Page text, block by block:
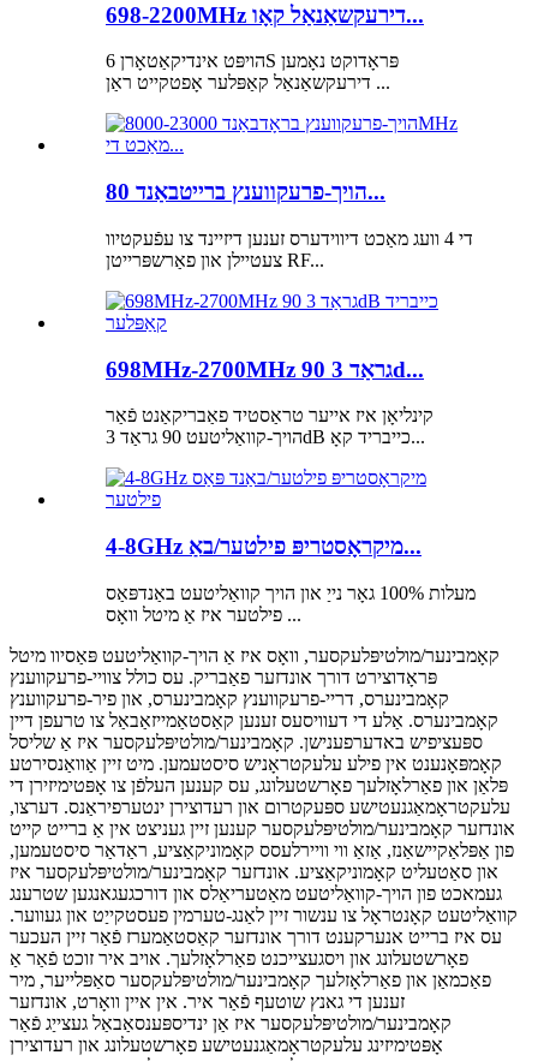
698-2200MHz דירעקשאַנאַל קאָו...
הויפּט אינדיקאַטאָרן 6S פּראָדוקט נאָמען
דירעקשאַנאַל קאַפּלער אָפטקייט ראַן ...
הויך-פרעקווענץ ברייטבאַנד 80...
די 4 וועג מאַכט דיווידערס זענען דיזיינד צו עפֿעקטיוו
צעטיילן און פאַרשפּרייטן RF...
698MHz-2700MHz 90 גראַד 3d...
קינליאָן איז אייער טראַסטיד פאַבריקאַנט פֿאַר
הויך-קוואַליטעט 90 גראַד 3dB כייבריד קאָ...
4-8GHz מיקראָסטריפּ פילטער/באַ...
מעלות 100% גאָר נייַ און הויך קוואַליטעט באַנדפּאַס
פילטער איז אַ מיטל וואָס ...
קאָמבינער/מולטיפּלעקסער, וואָס איז אַ הויך-קוואַליטעט פּאַסיוו מיטל
פּראָדוצירט דורך אונדזער פאַבריק. עס כולל צוויי-פרעקווענץ
קאָמבינערס, דריי-פרעקווענץ קאָמבינערס, און פיר-פרעקווענץ
קאָמבינערס. אַלע די דעוויסעס זענען קאַסטאַמייזאַבאַל צו טרעפן דיין
ספּעציפיש באדערפענישן. קאָמבינער/מולטיפּלעקסער איז אַ שליסל
קאָמפּאָנענט אין פילע עלעקטראָניש סיסטעמען. מיט זיין אַוואַנסירטע
פּלאַן און פאַרלאָזלעך פאָרשטעלונג, עס קענען העלפֿן צו אָפּטימיזירן די
עלעקטראָמאַגנעטישע ספּעקטרום און רעדוצירן ינטערפיראַנס. דערצו,
אונדזער קאָמבינער/מולטיפּלעקסער קענען זיין געניצט אין אַ ברייט קייט
פון אַפּלאַקיישאַנז, אַזאַ ווי וויירלעסס קאָמוניקאַציע, ראַדאַר סיסטעמען,
און סאַטעליט קאָמוניקאַציע. אונדזער קאָמבינער/מולטיפּלעקסער איז
געמאכט פון הויך-קוואַליטעט מאַטעריאַלס און דורכגעגאנגען שטרענג
קוואַליטעט קאָנטראָל צו ענשור זיין לאַנג-טערמין פעסטקייַט און געווער.
עס איז ברייט אנערקענט דורך אונדזער קאַסטאַמערז פֿאַר זיין העכער
פאָרשטעלונג און ויסגעצייכנט פאַרלאָזלעך. אויב איר זוכט פֿאַר אַ
פאַכמאַן און פאַרלאָזלעך קאָמבינער/מולטיפּלעקסער סאַפּלייער, מיר
זענען די גאנץ שוטעף פֿאַר איר. אין איין וואָרט, אונדזער
קאָמבינער/מולטיפּלעקסער איז אַן ינדיספּענסאַבאַל געצייַג פֿאַר
אָפּטימיזינג עלעקטראָמאַגנעטישע פאָרשטעלונג און רעדוצירן